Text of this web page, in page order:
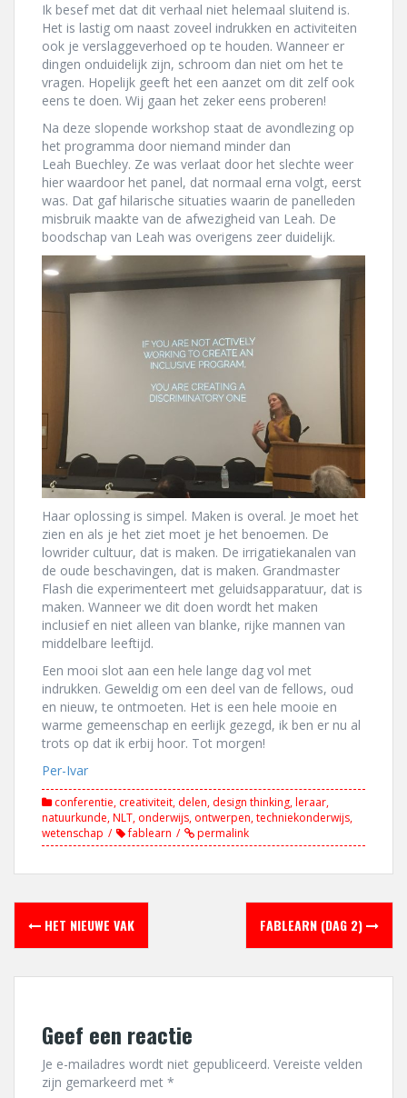
Ik besef met dat dit verhaal niet helemaal sluitend is.
Het is lastig om naast zoveel indrukken en activiteiten
ook je verslaggeverhoed op te houden. Wanneer er
dingen onduidelijk zijn, schroom dan niet om het te
vragen. Hopelijk geeft het een aanzet om dit zelf ook
eens te doen. Wij gaan het zeker eens proberen!
Na deze slopende workshop staat de avondlezing op
het programma door niemand minder dan
Leah Buechley. Ze was verlaat door het slechte weer
hier waardoor het panel, dat normaal erna volgt, eerst
was. Dat gaf hilarische situaties waarin de panelleden
misbruik maakte van de afwezigheid van Leah. De
boodschap van Leah was overigens zeer duidelijk.
Haar oplossing is simpel. Maken is overal. Je moet het
zien en als je het ziet moet je het benoemen. De
lowrider cultuur, dat is maken. De irrigatiekanalen van
de oude beschavingen, dat is maken. Grandmaster
Flash die experimenteert met geluidsapparatuur, dat is
maken. Wanneer we dit doen wordt het maken
inclusief en niet alleen van blanke, rijke mannen van
middelbare leeftijd.
Een mooi slot aan een hele lange dag vol met
indrukken. Geweldig om een deel van de fellows, oud
en nieuw, te ontmoeten. Het is een hele mooie en
warme gemeenschap en eerlijk gezegd, ik ben er nu al
trots op dat ik erbij hoor. Tot morgen!
Per-Ivar
conferentie, creativiteit, delen, design thinking,leraar,
natuurkunde,NLT, onderwijs, ontwerpen,techniekonderwijs,
wetenschap
fablearn permalink
Berichtnavigatie
HET NIEUWE VAK FABLEARN (DAG 2)
Geef een reactie
Je e-mailadres wordt niet gepubliceerd. Vereiste velden
zijn gemarkeerd met *